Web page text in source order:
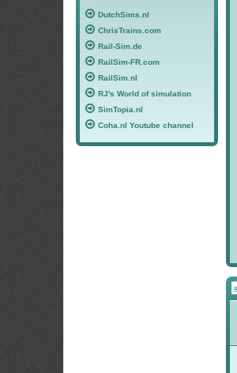
DutchSims.nl
ChrisTrains.com
Rail-Sim.de
RailSim-FR.com
RailSim.nl
RJ's World of simulation
SimTopia.nl
Coha.nl Youtube channel